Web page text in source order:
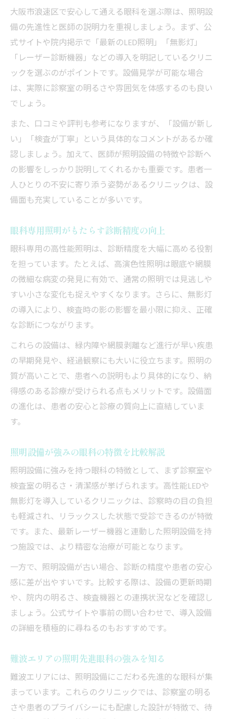
大阪市浪速区で安心して通える眼科を選ぶ際は、照明設
備の先進性と医師の説明力を重視しましょう。まず、公
式サイトや院内掲示で「最新のLED照明」「無影灯」
「レーザー診断機器」などの導入を明記しているクリニ
ックを選ぶのがポイントです。設備見学が可能な場合
は、実際に診察室の明るさや雰囲気を体感するのも良い
でしょう。
また、口コミや評判も参考になりますが、「設備が新し
い」「検査が丁寧」という具体的なコメントがあるか確
認しましょう。加えて、医師が照明設備の特徴や診断へ
の影響をしっかり説明してくれるかも重要です。患者一
人ひとりの不安に寄り添う姿勢があるクリニックは、設
備面も充実していることが多いです。
眼科専用照明がもたらす診断精度の向上
眼科専用の高性能照明は、診断精度を大幅に高める役割
を担っています。たとえば、高演色性照明は眼底や網膜
の微細な病変の発見に有効で、通常の照明では見逃しや
すい小さな変化も捉えやすくなります。さらに、無影灯
の導入により、検査時の影の影響を最小限に抑え、正確
な診断につながります。
これらの設備は、緑内障や網膜剥離など進行が早い疾患
の早期発見や、経過観察にも大いに役立ちます。照明の
質が高いことで、患者への説明もより具体的になり、納
得感のある診療が受けられる点もメリットです。設備面
の進化は、患者の安心と診療の質向上に直結していま
す。
照明設備が強みの眼科の特徴を比較解説
照明設備に強みを持つ眼科の特徴として、まず診察室や
検査室の明るさ・清潔感が挙げられます。高性能LEDや
無影灯を導入しているクリニックは、診察時の目の負担
も軽減され、リラックスした状態で受診できるのが特徴
です。また、最新レーザー機器と連動した照明設備を持
つ施設では、より精密な治療が可能となります。
一方で、照明設備が古い場合、診断の精度や患者の安心
感に差が出やすいです。比較する際は、設備の更新時期
や、院内の明るさ、検査機器との連携状況などを確認し
ましょう。公式サイトや事前の問い合わせで、導入設備
の詳細を積極的に尋ねるのもおすすめです。
難波エリアの照明先進眼科の強みを知る
難波エリアには、照明設備にこだわる先進的な眼科が集
まっています。これらのクリニックでは、診察室の明る
さや患者のプライバシーにも配慮した設計が特徴で、待